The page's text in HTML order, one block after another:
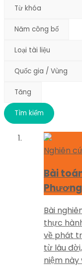
Nghiên
Bài
Bài
thực
về phát
từ lâu
niệm